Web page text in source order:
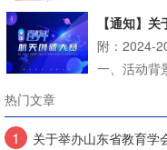
【通知】
附：2024-
一、活动
热门文章
1 关于举办山东省教育学